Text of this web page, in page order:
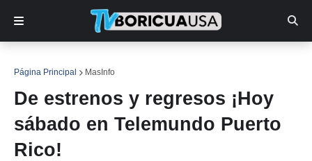
Página Principal MasInfo
De estrenos y regresos ¡Hoy
sábado en Telemundo Puerto
Rico!